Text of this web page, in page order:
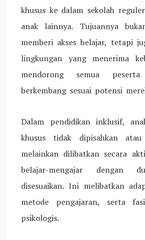
khusus ke dalam sekolah
anak lainnya. Tujuannya
memberi akses belajar, tetapi
lingkungan yang menerima
mendorong semua
berkembang sesuai potensi
Dalam pendidikan inklusif,
khusus tidak dipisahkan atau
melainkan dilibatkan secara
belajar-mengajar dengan
disesuaikan. Ini melibatkan
metode pengajaran, serta
psikologis.